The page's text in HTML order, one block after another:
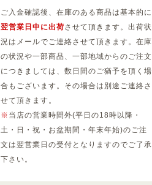
ご入金確認後、在庫のある商品は基本的に
翌営業日中に出荷させて頂きます。出荷状
況はメールでご連絡させて頂きます。在庫
の状況や一部商品、一部地域からのご注文
につきましては、数日間のご猶予を頂く場
合もございます。その場合は別途ご連絡さ
せて頂きます。
※ 当店の営業時間外(平日の18時以降・
土・日・祝・お盆期間・年末年始)のご注
文は翌営業日の受付となりますのでご了承
下さい。